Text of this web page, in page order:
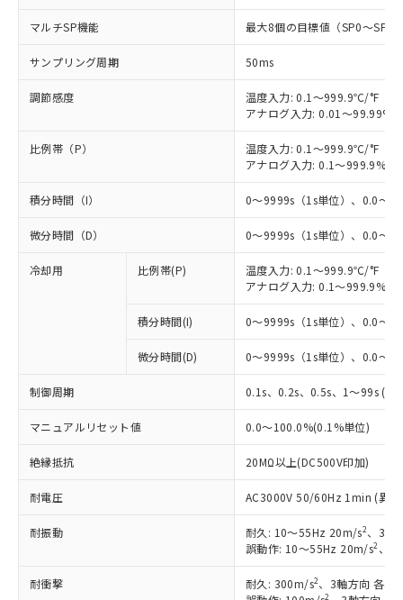
マルチSP機能 最大8個の目標値（SP0～SP7
サンプリング周期 50ms
調節感度
温度入力: 0.1～999.9℃/°F（
アナログ入力: 0.01～
比例帯（P）
温度入力: 0.1～999.9℃/°F（
アナログ入力: 0.1～999.9%FS
積分時間（I） 0～9999s（1s単位）、0.0～
微分時間（D） 0～9999s（1s単位）、0.0～
冷却用 比例帯(P)
温度入力: 0.1～999.9℃/°F（
アナログ入力: 0.1～999.9%FS
積分時間(I) 0～9999s（1s単位）、0.0～
微分時間(D) 0～9999s（1s単位）、0.0～
制御周期 0.1s、0.2s、0.5s、1～99s (1s
マニュアルリセット値 0.0～100.0%(0.1%単位)
絶縁抵抗 20MΩ以上(DC500V印加)
耐電圧 AC3000V 50/60Hz 1min (異極
耐振動 耐久: 10～55Hz 20m/s2、3軸
誤動作: 10～55Hz 20m/s2 、3
耐衝撃 耐久: 300m/s2、3軸方向 各3回
2
ご利用条件
以下の条件をお読みいただき、同意のうえ
本サービスは、当社制御機器事業取扱
商品の当社在庫状況および標準価格
非含有に対応した製品が提供可能な商品で
す。
対応予定：EU RoHS指令（10物質）の非含
有に対応した製品に切り替える予定のある
対応予定なし：EU RoHS指令（10物質）の
非含有に非対応の商品で、対応品を出す予
調査・確認中：EU RoHS指令（10物質）の
非含有の対応状況を調査中または確認中の